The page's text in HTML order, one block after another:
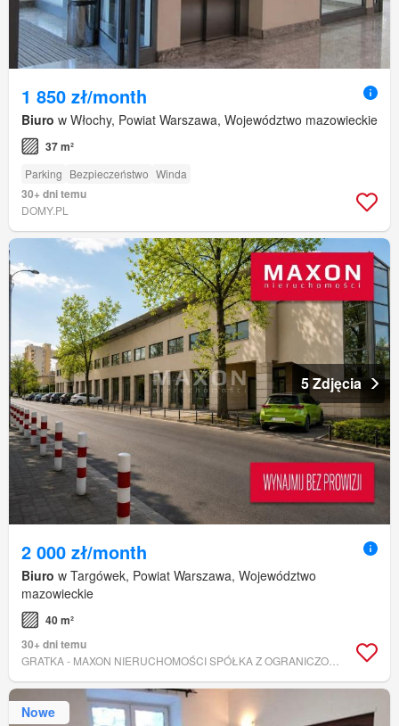
1 850 zł/month
Biuro w Włochy, Powiat Warszawa, Województwo mazowieckie
37 m²
Parking Bezpieczeństwo Winda
30+ dni temu
DOMY.PL
5 Zdjęcia
2 000 zł/month
Biuro w Targówek, Powiat Warszawa, Województwo
mazowieckie
40 m²
30+ dni temu
Nowe